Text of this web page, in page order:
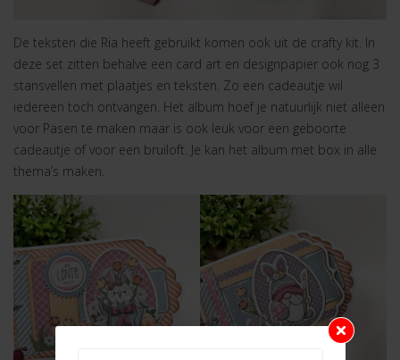
De teksten die Ria heeft gebruikt komen ook uit de crafty kit. In
deze set zitten behalve een card art en designpapier ook nog 3
stansvellen met plaatjes en teksten. Zo een cadeautje wil
iedereen toch ontvangen. Het album hoef je natuurlijk niet alleen
voor Pasen te maken maar is ook leuk voor een geboorte
cadeautje of voor een bruiloft. Je kan het album met box in alle
thema’s maken.